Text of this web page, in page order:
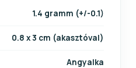
1.4 gramm (+/-0.1)
0.8 x 3 cm (akasztóval)
Angyalka